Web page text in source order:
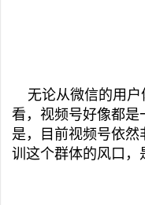
无论从微信的用户
看，视频号好像都是
是，目前视频号依
训这个群体的风口，